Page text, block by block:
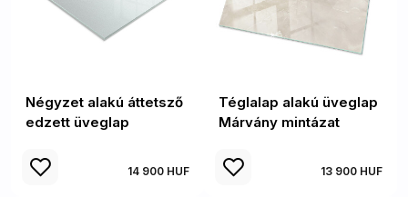
Négyzet alakú áttetsző
edzett üveglap
14 900 HUF
Téglalap alakú üveglap
Márvány mintázat
13 900 HUF